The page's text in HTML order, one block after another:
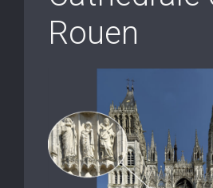
Rouen